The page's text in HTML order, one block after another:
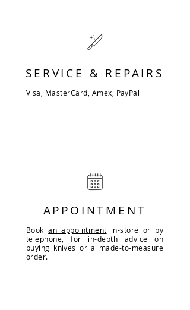
SERVICE & REPAIRS
Visa, MasterCard, Amex, PayPal
APPOINTMENT
Bookan appointment in-store or by
telephone, for in-depth advice on
buying knives or a made-to-measure
order.